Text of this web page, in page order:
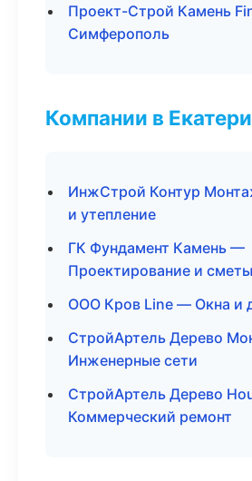
Проект-Строй Камень
Симферополь
Компании в
ИнжСтрой Контур
и утепление
ГК Фундамент Камень —
Проектирование и сметы
ООО Кров Line — Окна и
СтройАртель Дерево
Инженерные сети
СтройАртель Дерево
Коммерческий ремонт